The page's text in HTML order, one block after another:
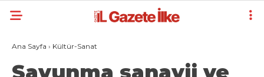
Ana Sayfa › Kültür-Sanat